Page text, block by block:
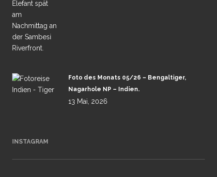
Foto des Monats 05/26 – Bengaltiger,
Nagarhole NP – Indien.
13 Mai, 2026
INSTAGRAM